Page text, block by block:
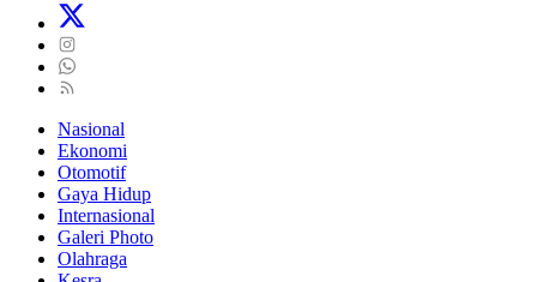
Nasional
Ekonomi
Otomotif
Gaya Hidup
Internasional
Galeri Photo
Olahraga